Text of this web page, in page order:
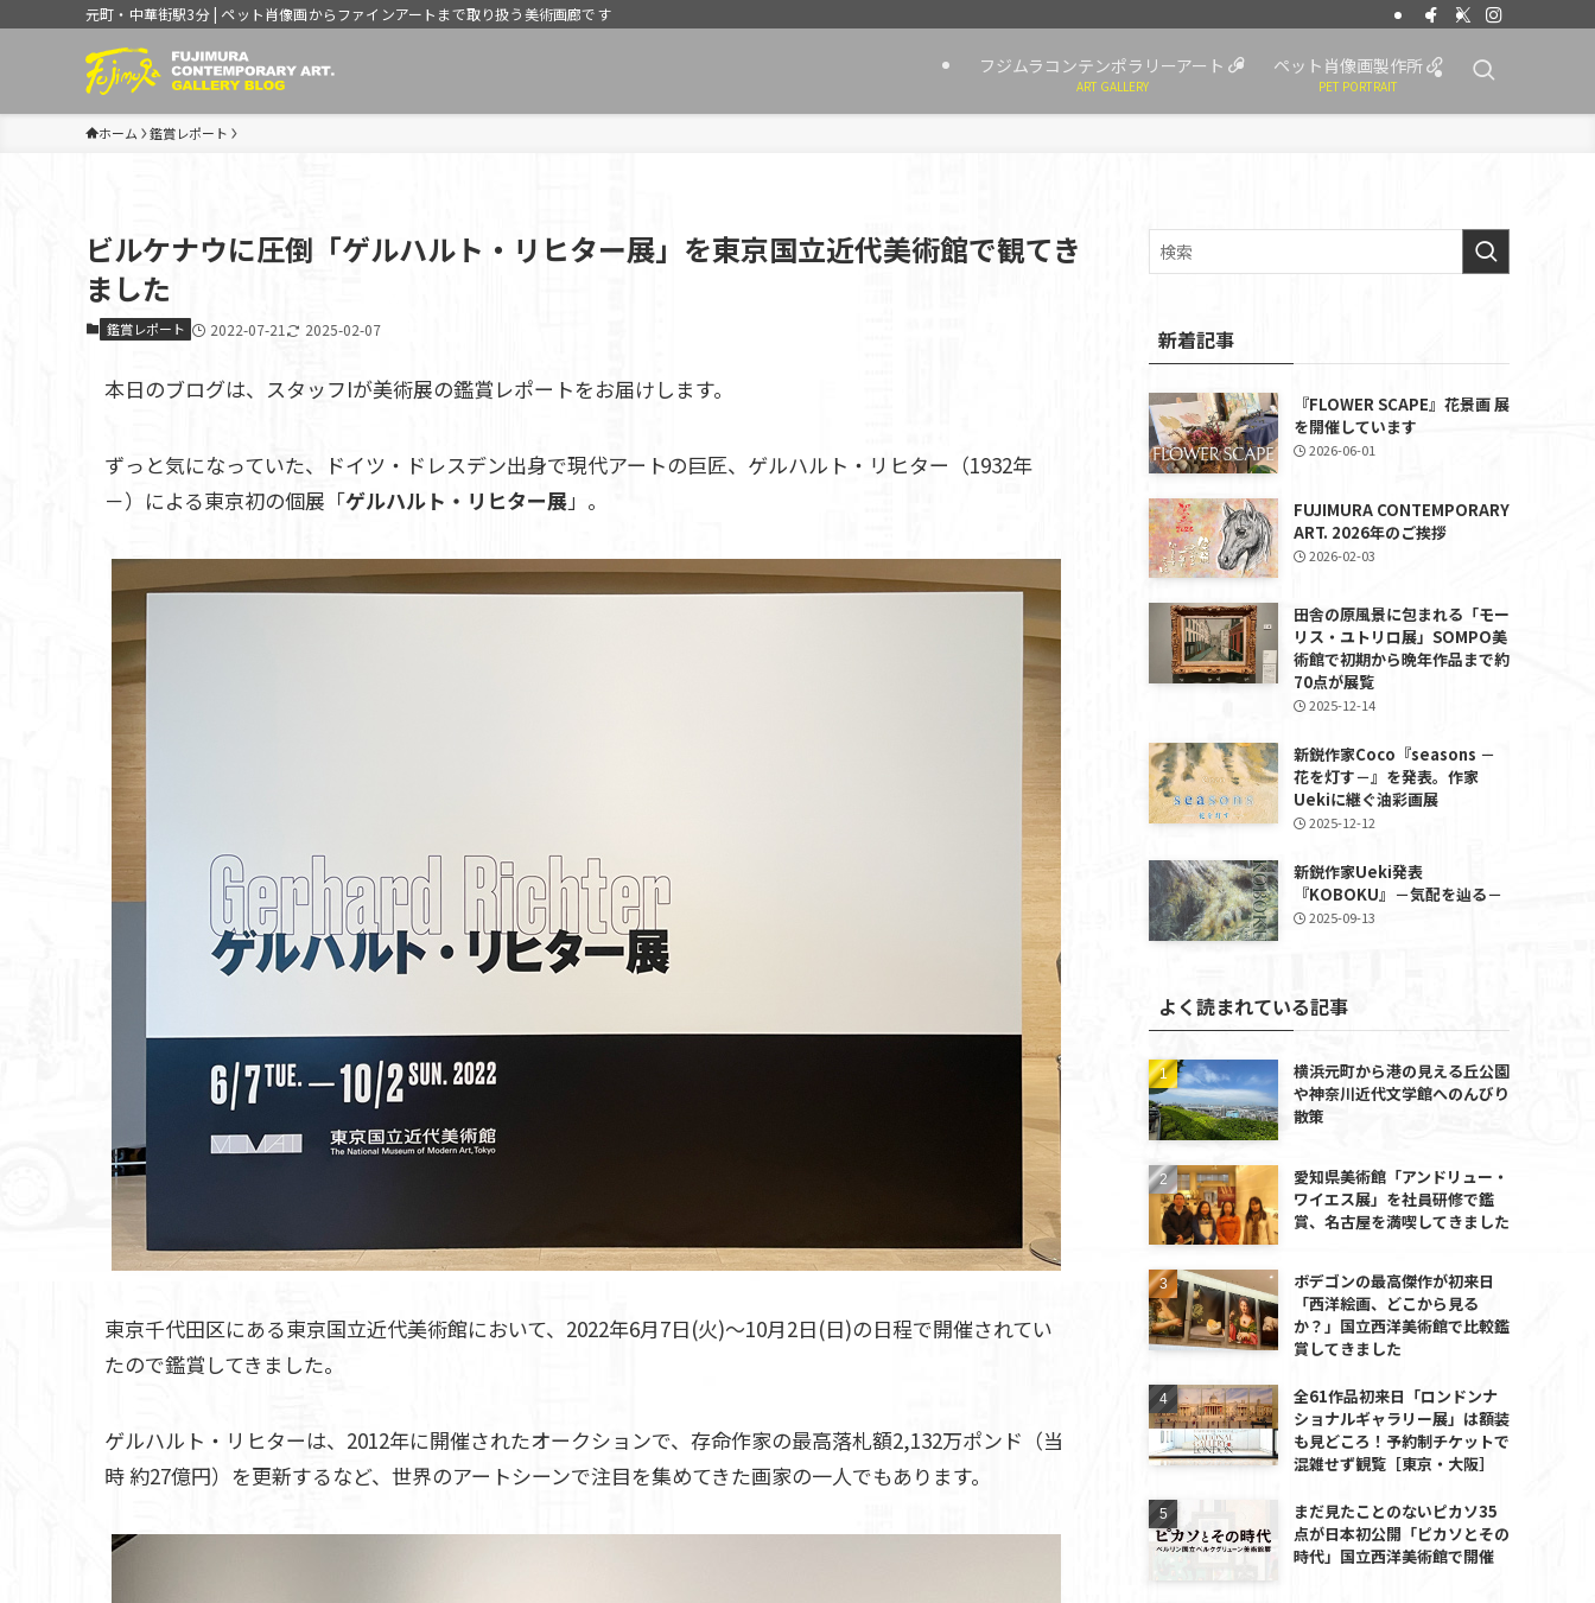
元町・中華街駅3分 | ペット肖像画からファインアートまで取り扱う美術画廊です
フジムラコンテンポラリーアート
ART GALLERY
ペット肖像画製作所
PET PORTRAIT
ホーム 鑑賞レポート
ビルケナウに圧倒「ゲルハルト・リヒター展」を東京国立近代美術館で観てき
ました
鑑賞レポート 2022-07-21 2025-02-07
本日のブログは、スタッフIが美術展の鑑賞レポートをお届けします。
ずっと気になっていた、ドイツ・ドレスデン出身で現代アートの巨匠、ゲルハルト・リヒター（1932年
－）による東京初の個展「ゲルハルト・リヒター展」。
東京千代田区にある東京国立近代美術館において、2022年6月7日(火)～10月2日(日)の日程で開催されてい
たので鑑賞してきました。
ゲルハルト・リヒターは、2012年に開催されたオークションで、存命作家の最高落札額2,132万ポンド（当
時 約27億円）を更新するなど、世界のアートシーンで注目を集めてきた画家の一人でもあります。
新着記事
『FLOWER SCAPE』花景画 展
を開催しています
2026-06-01
FUJIMURA CONTEMPORARY
ART. 2026年のご挨拶
2026-02-03
田舎の原風景に包まれる「モー
リス・ユトリロ展」SOMPO美
術館で初期から晩年作品まで約
70点が展覧
2025-12-14
新鋭作家Coco『seasons －
花を灯す－』を発表。作家
Uekiに継ぐ油彩画展
2025-12-12
新鋭作家Ueki発表
『KOBOKU』－気配を辿る－
2025-09-13
よく読まれている記事
横浜元町から港の見える丘公園
や神奈川近代文学館へのんびり
散策
愛知県美術館「アンドリュー・
ワイエス展」を社員研修で鑑
賞、名古屋を満喫してきました
ボデゴンの最高傑作が初来日
「西洋絵画、どこから見る
か？」国立西洋美術館で比較鑑
賞してきました
全61作品初来日「ロンドンナ
ショナルギャラリー展」は額装
も見どころ！予約制チケットで
混雑せず観覧［東京・大阪］
まだ見たことのないピカソ35
点が日本初公開「ピカソとその
時代」国立西洋美術館で開催